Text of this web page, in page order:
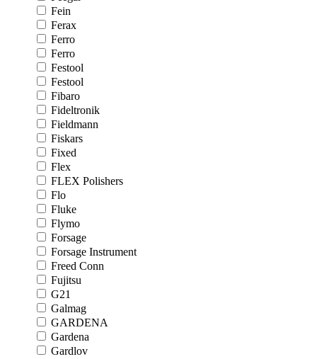
Fein
Ferax
Ferro
Ferro
Festool
Festool
Fibaro
Fideltronik
Fieldmann
Fiskars
Fixed
Flex
FLEX Polishers
Flo
Fluke
Flymo
Forsage
Forsage Instrument
Freed Conn
Fujitsu
G21
Galmag
GARDENA
Gardena
Gardlov